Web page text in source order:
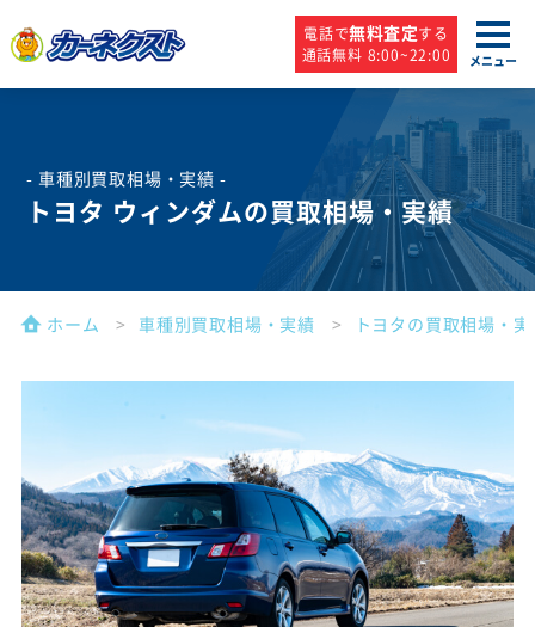
電話で無料査定する
通話無料 8:00~22:00
メニュー
- 車種別買取相場・実績 -
トヨタ ウィンダムの買取相場・実績
ホーム 車種別買取相場・実績 トヨタの買取相場・